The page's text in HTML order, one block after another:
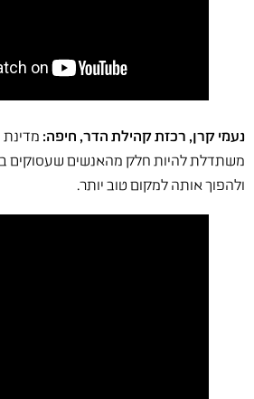
נעמי קרן, רכזת קהילת הדר, חיפה: מדינת
משתדלת להיות חלק מהאנשים שעסוקים
ולהפוך אותה למקום טוב יותר.